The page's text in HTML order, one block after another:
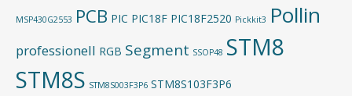
MSP430G2553 PCB PIC PIC18F PIC18F2520 Pickkit3 Pollin
professionell RGB Segment SSOP48 STM8
STM8S STM8S003F3P6 STM8S103F3P6